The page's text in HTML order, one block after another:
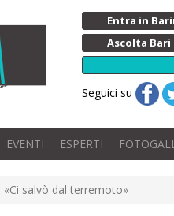
Entra in
Ascolta
Seguici su
EVENTI ESPERTI
salvò dal terremoto»